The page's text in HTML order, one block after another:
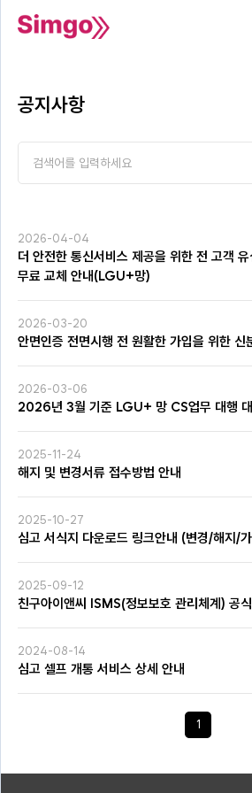
공지사항
더 안전한 통신서비스 제공을 위한 전 고객
무료 교체 안내(LGU+망)
2026-04-04
안면인증 전면시행 전 원활한 가입을 위한 신
2026-03-20
2026년 3월 기준 LGU+ 망 CS업무 대행 대
2026-03-06
해지 및 변경서류 접수방법 안내
2025-11-24
심고 서식지 다운로드 링크안내 (변경/해지/
2025-10-27
친구아이앤씨 ISMS(정보보호 관리체계) 공
2025-09-12
심고 셀프 개통 서비스 상세 안내
2024-08-14
1